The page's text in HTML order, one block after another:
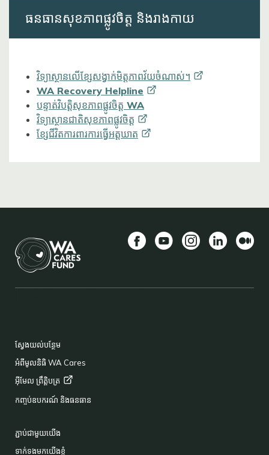
ធនធានសុខភាពផ្លូវចិត្ត និងរាងកាយ
វិទ្យាស្ថានលើខ្សែសង្វាក់មិត្តភាពវ័យចំណាស់។
WA Recovery Helpline
បន្ទាត់វិបត្តិសុខភាពផ្លូវចិត្ត WA
វិទ្យាស្ថានជាតិសុខភាពផ្លូវចិត្ត
ខ្សែជីវិតការពារការធ្វើអត្តឃាត
ស្វែងយល់បន្ថែម
អំពីមូលនិធិ WA Cares
អ៊ីមែល ព្រឹត្តិបត្រ
កញ្ចប់ឧបករណ៍ និងធនធាន
ភ្ជាប់ជាមួយយើង
ទាក់ទងមកយើងខ្ញុំ